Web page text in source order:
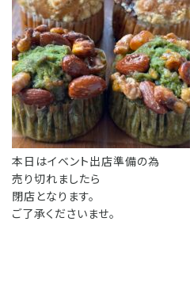
本日はイベント出店準備の為
売り切れましたら
閉店となります。
ご了承くださいませ。